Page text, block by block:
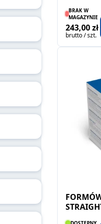
BRAK W
MAGAZYNIE
243,00 zł
brutto / szt.